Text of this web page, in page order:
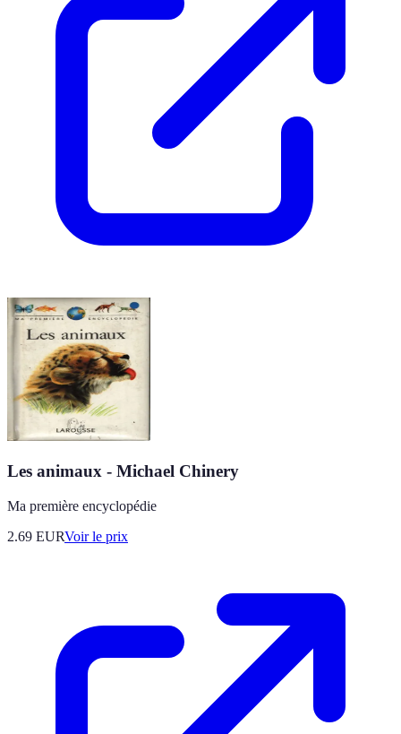
Les animaux - Michael Chinery
Ma première encyclopédie
2.69 EURVoir le prix